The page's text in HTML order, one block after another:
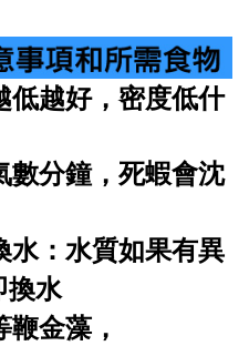
低越好，密度低什
數分鐘，死蝦會沈
水：水質如果有異
換水
鞭金藻，